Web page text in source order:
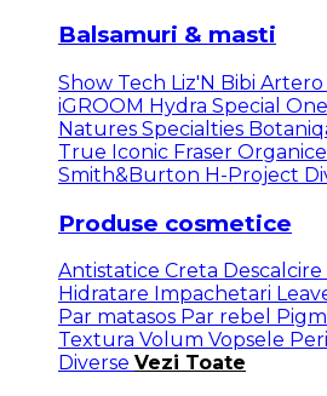
Balsamuri & masti
Show Tech Liz'N Bibi Artero
iGROOM Hydra Special One
Natures Specialties
True Iconic Fraser
Smith&Burton H-Project
Produse cosmetice
Antistatice Creta Descalcire
Hidratare Impachetari
Par matasos Par rebel
Textura Volum Vopsele
Diverse Vezi Toate